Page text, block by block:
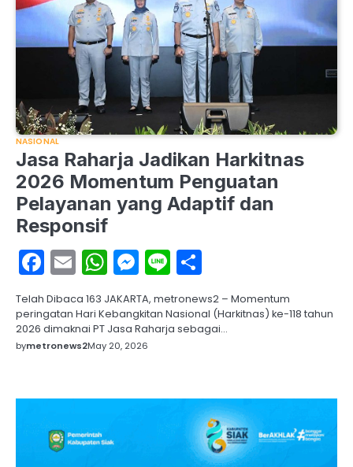
NASIONAL
Jasa Raharja Jadikan Harkitnas
2026 Momentum Penguatan
Pelayanan yang Adaptif dan
Responsif
Facebook
EmailWhatsApp
Messenger
Line
Telah Dibaca 163 JAKARTA, metronews2 – Momentum
peringatan Hari Kebangkitan Nasional (Harkitnas) ke-118 tahun
2026 dimaknai PT Jasa Raharja sebagai…
bymetronews2May 20, 2026